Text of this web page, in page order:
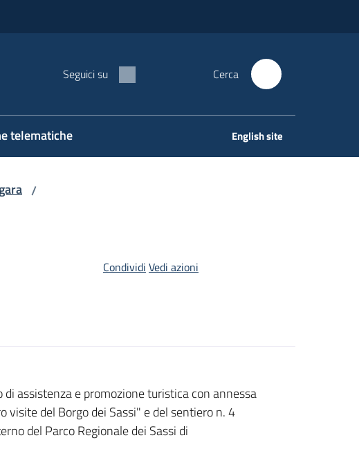
Seguici su Cerca
telematiche English site
/
Condividi Vedi azioni
assistenza e promozione turistica con annessa
visite del Borgo dei Sassi" e del sentiero n. 4
del Parco Regionale dei Sassi di